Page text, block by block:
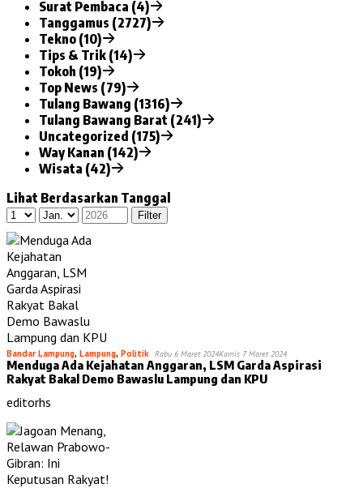
Surat Pembaca (4)
Tanggamus (2727)
Tekno (10)
Tips & Trik (14)
Tokoh (19)
Top News (79)
Tulang Bawang (1316)
Tulang Bawang Barat (241)
Uncategorized (175)
Way Kanan (142)
Wisata (42)
Lihat Berdasarkan Tanggal
Bandar Lampung, Lampung, Politik Rabu 6 Maret 2024Kamis 7 Maret 2024
Menduga Ada Kejahatan Anggaran, LSM Garda Aspirasi
Rakyat Bakal Demo Bawaslu Lampung dan KPU
editorhs